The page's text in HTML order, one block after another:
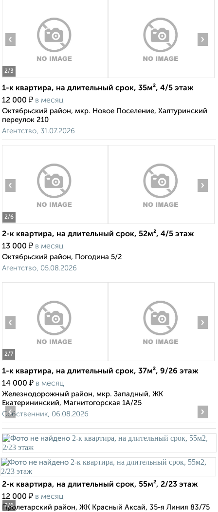
2/3
‹ ›
1-к квартира, на длительный срок, 35м², 4/5 этаж
12 000 ₽ в месяц
Октябрьский район, мкр. Новое Поселение, Халтуринский
переулок 210
Агентство, 31.07.2026
2/6
‹ ›
2-к квартира, на длительный срок, 52м², 4/5 этаж
13 000 ₽ в месяц
Октябрьский район, Погодина 5/2
Агентство, 05.08.2026
2/7
‹ ›
1-к квартира, на длительный срок, 37м², 9/26 этаж
14 000 ₽ в месяц
Железнодорожный район, мкр. Западный, ЖК
Екатерининский, Магнитогорская 1А/25
Собственник, 06.08.2026
2/6
‹ ›
2-к квартира, на длительный срок, 55м², 2/23 этаж
12 000 ₽ в месяц
Пролетарский район, ЖК Красный Аксай, 35-я Линия 83/75